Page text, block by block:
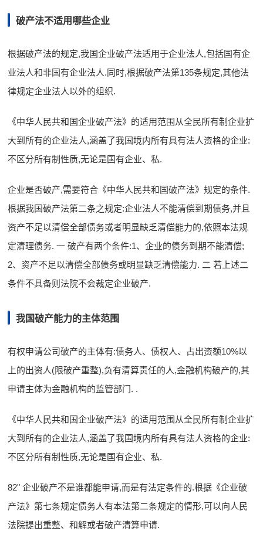
破产法不适用哪些企业
根据破产法的规定,我国企业破产法适用于企业法人,包括国有企
业法人和非国有企业法人.同时,根据破产法第135条规定,其他法
律规定企业法人以外的组织.
《中华人民共和国企业破产法》的适用范围从全民所有制企业扩
大到所有的企业法人,涵盖了我国境内所有具有法人资格的企业:
不区分所有制性质,无论是国有企业、私.
企业是否破产,需要符合《中华人民共和国破产法》规定的条件.
根据我国破产法第二条之规定:企业法人不能清偿到期债务,并且
资产不足以清偿全部债务或者明显缺乏清偿能力的,依照本法规
定清理债务. 一 破产有两个条件:1、企业的债务到期不能清偿;
2、资产不足以清偿全部债务或明显缺乏清偿能力. 二 若上述二
条件不具备则法院不会裁定企业破产.
我国破产能力的主体范围
有权申请公司破产的主体有:债务人、债权人、占出资额10%以
上的出资人(限破产重整),负有清算责任的人,金融机构破产的,其
申请主体为金融机构的监管部门. .
《中华人民共和国企业破产法》的适用范围从全民所有制企业扩
大到所有的企业法人,涵盖了我国境内所有具有法人资格的企业:
不区分所有制性质,无论是国有企业、私.
82" 企业破产不是谁都能申请,而是有法定条件的.根据《企业破
产法》第七条规定债务人有本法第二条规定的情形,可以向人民
法院提出重整、和解或者破产清算申请.